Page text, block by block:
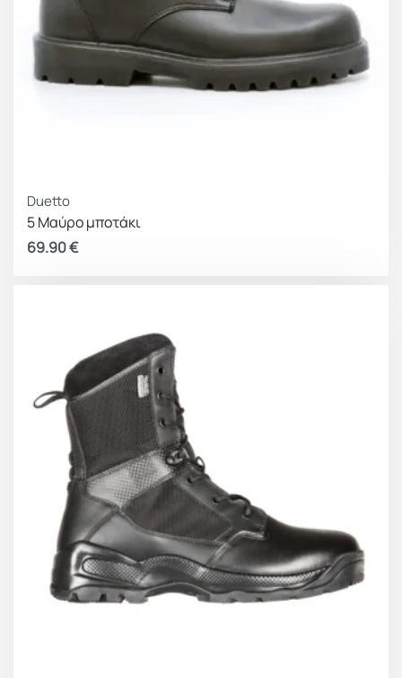
Duetto
5 Μαύρο μποτάκι
69.90€